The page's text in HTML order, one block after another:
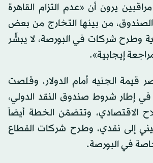
يرون أن «عدم التزام القاهرة
من بينها التخارج من بعض
وطرح شركات في البورصة، لا يبشِّر
إيجابية».
الجنيه أمام الدولار، وقلصت
إطار شروط صندوق النقد الدولي،
الاقتصادي، وتتضمَّن الخطة أيضاً
إلى نقدي، وطرح شركات القطاع
في البورصة.